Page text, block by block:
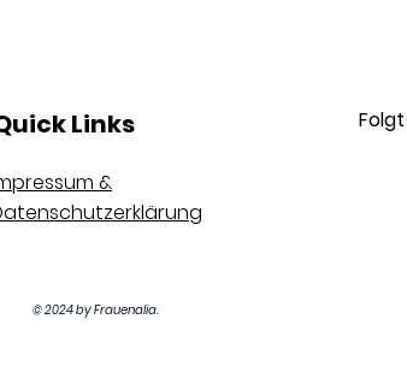
Links
&
© 2024 by Frauenalia.